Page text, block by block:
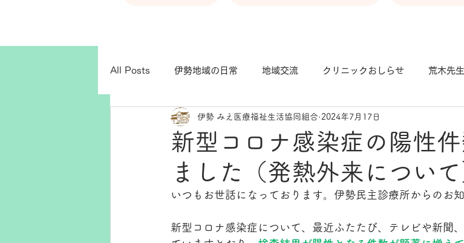
All Posts 伊勢地域の日常 地域交流 クリニックおしらせ 荒木先
新型コロナ感染症の陽性
ました（発熱外来について
伊勢 みえ医療福祉生活協同組合 2024年7月17日
いつもお世話になっております。伊勢民主診療所からのお知
新型コロナ感染症について、最近ふたたび、テレビや新聞